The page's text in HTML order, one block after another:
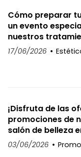
Cómo preparar
un evento
nuestros
estrella
17/06/2026
¡Disfruta de las
promociones de
salón de belleza
03/06/2026